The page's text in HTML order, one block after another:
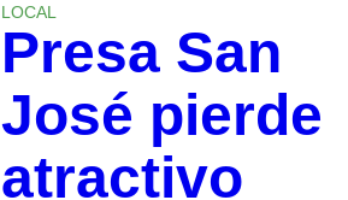
LOCAL
Presa San
José pierde
atractivo